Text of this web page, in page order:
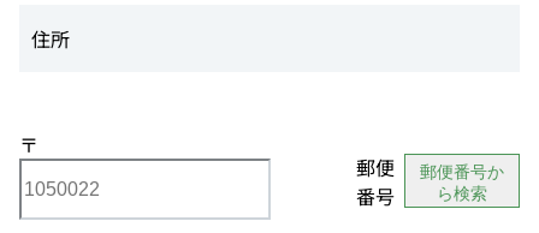
住所
〒
郵便
番号
郵便番号か
ら検索